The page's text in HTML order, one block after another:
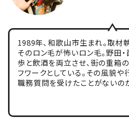
1989年、和歌山市生まれ。取材
そのロン毛が怖いロン毛。野田
歩と飲酒を両立させ、街の重箱
フワークとしている。その風貌や
職務質問を受けたことがないの